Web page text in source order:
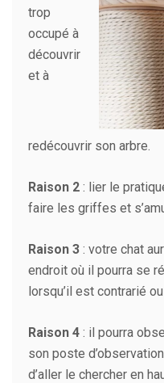
trop
occupé à
découvrir
et à
redécouvrir son arbre.
Raison 2 : lier le
faire les griffes et
Raison 3 : votre chat
endroit où il pourra se
lorsqu’il est contrarié
Raison 4 : il pourra
son poste
d’aller le chercher en